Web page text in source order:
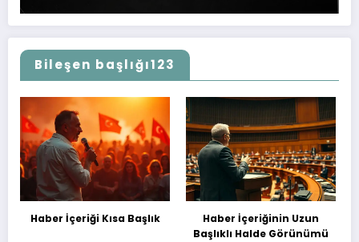
Bileşen başlığı123
Haber İçeriği Kısa Başlık
Haber İçeriğinin Uzun
Başlıklı Halde Görünümü